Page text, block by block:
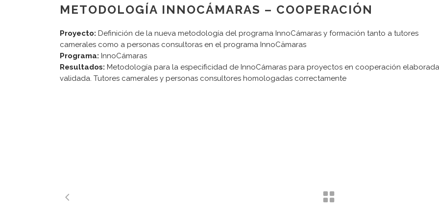
METODOLOGÍA INNOCÁMARAS – COOPERACIÓN
Proyecto: Definición de la nueva metodología del programa InnoCámaras y formación tanto a tutores
camerales como a personas consultoras en el programa InnoCämaras
Programa: InnoCámaras
Resultados: Metodología para la especificidad de InnoCámaras para proyectos en cooperación
validada. Tutores camerales y personas consultores homologadas correctamente
Aviso legal
CONTACTO